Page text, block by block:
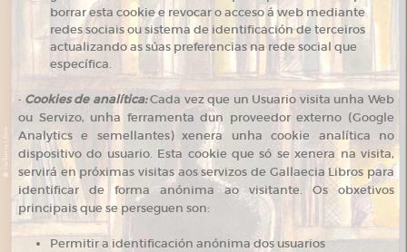
borrar esta cookie e revocar o acceso á web mediante
redes sociais ou sistema de identificación de terceiros
actualizando as súas preferencias na rede social que
específica.
· Cookies de analítica:Cada vez que un Usuario visita unha Web
ou Servizo, unha ferramenta dun proveedor externo (Google
Analytics e semellantes) xenera unha cookie analítica no
dispositivo do usuario. Esta cookie que só se xenera na visita,
servirá en próximas visitas aos servizos de Gallaecia Libros para
identificar de forma anónima ao visitante. Os obxetivos
principais que se perseguen son:
Permitir a identificación anónima dos usuarios